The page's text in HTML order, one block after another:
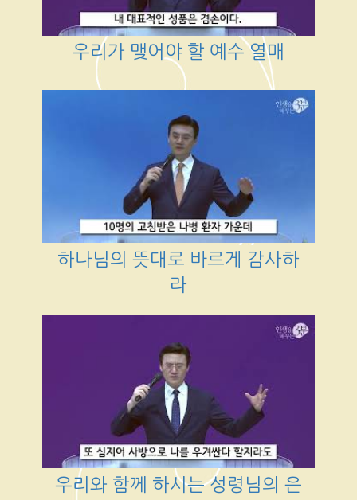
우리가 맺어야 할 예수 열매
하나님의 뜻대로 바르게 감사하
라
우리와 함께 하시는 성령님의 은